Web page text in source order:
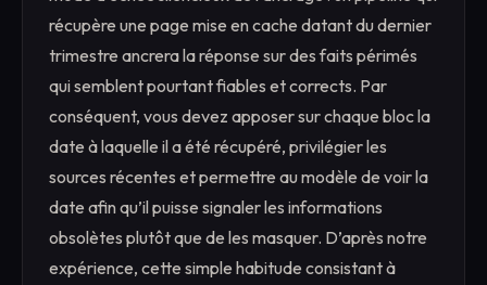
récupère une page mise en cache datant du dernier
trimestre ancrera la réponse sur des faits périmés
qui semblent pourtant fiables et corrects. Par
conséquent, vous devez apposer sur chaque bloc la
date à laquelle il a été récupéré, privilégier les
sources récentes et permettre au modèle de voir la
date afin qu’il puisse signaler les informations
obsolètes plutôt que de les masquer. D’après notre
expérience, cette simple habitude consistant à